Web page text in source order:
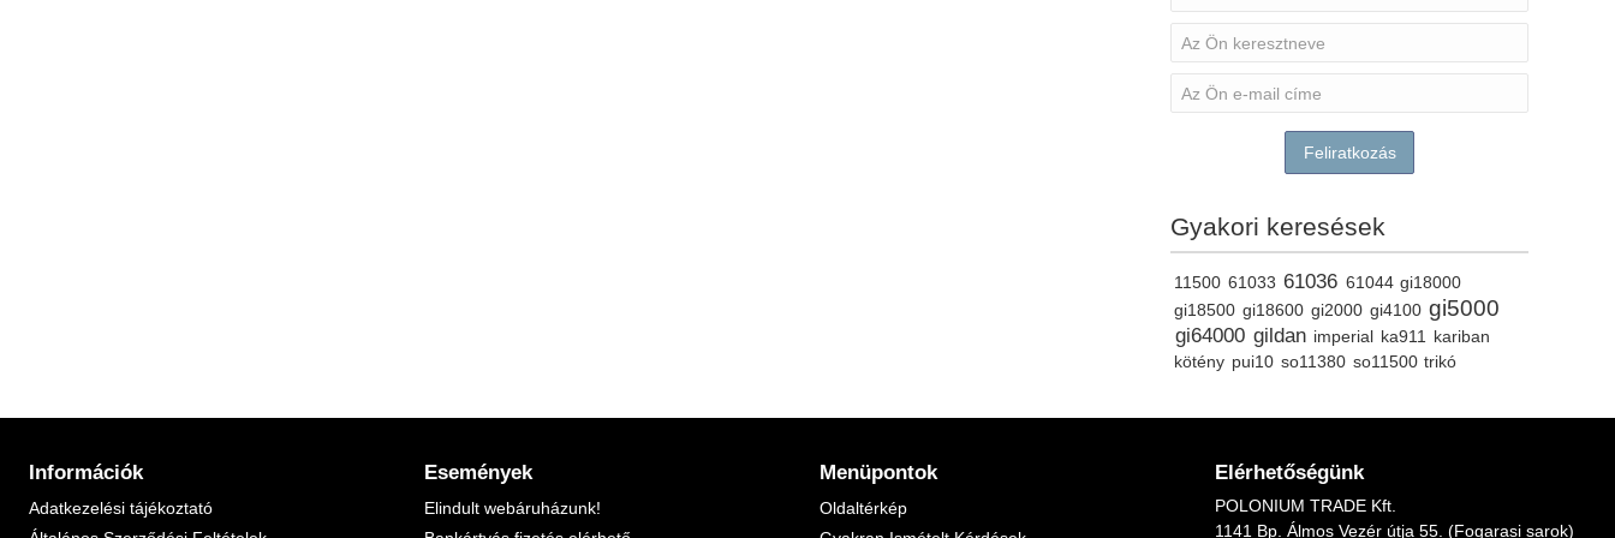
Feliratkozás
Gyakori keresések
11500 61033 61036 61044 gi18000
gi18500 gi18600 gi2000 gi4100 gi5000
gi64000 gildan imperial ka911 kariban
kötény pui10 so11380 so11500 trikó
Információk
Adatkezelési tájékoztató
Események
Elindult webáruházunk!
Menüpontok
Oldaltérkép
Elérhetőségünk
POLONIUM TRADE Kft.
1141 Bp. Álmos Vezér útja 55. (Fogarasi sarok)